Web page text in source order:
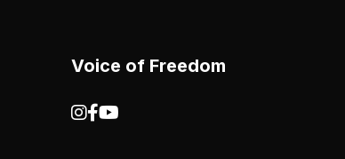
Voice of Freedom